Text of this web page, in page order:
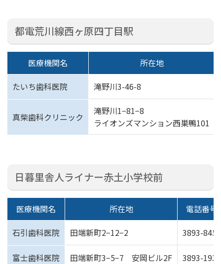
都電荒川線西ヶ原四丁目駅
医療機関名
所在地
たいち歯科医院
滝野川3-46-8
真柴歯科クリニック
滝野川1−81−8
ライオンズマンション西巣鴨101
日暮里舎人ライナー赤土小学校前
医療機関名 所在地
電話番号
石引歯科医院
田端新町2−12−2 3893-8452
富士歯科医院 田端新町3−5−7 安岡ビル2F 3893-1932